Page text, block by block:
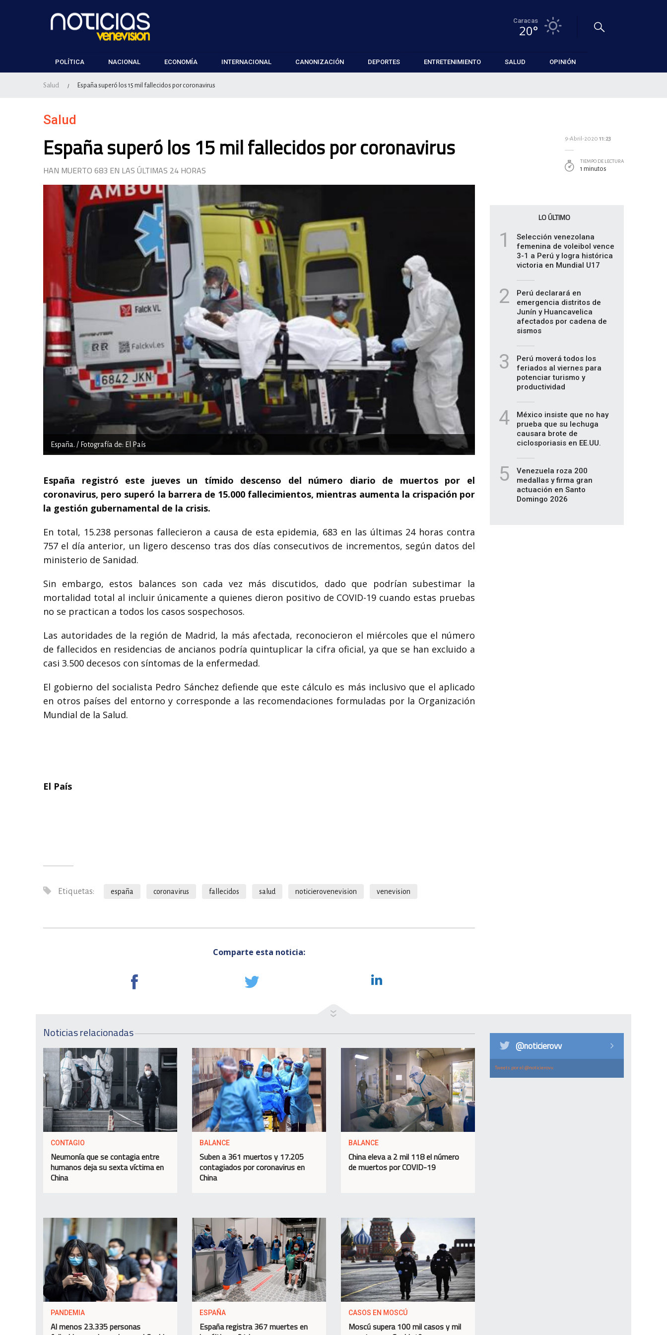
Caracas
20°
POLÍTICA NACIONAL ECONOMÍA INTERNACIONAL CANONIZACIÓN DEPORTES ENTRETENIMIENTO SALUD OPINIÓN
Salud / España superó los 15 mil fallecidos por coronavirus
Salud
España superó los 15 mil fallecidos por coronavirus
HAN MUERTO 683 EN LAS ÚLTIMAS 24 HORAS
España. / Fotografía de: El País
España registró este jueves un tímido descenso del número diario de muertos por el
coronavirus, pero superó la barrera de 15.000 fallecimientos, mientras aumenta la crispación por
la gestión gubernamental de la crisis.
En total, 15.238 personas fallecieron a causa de esta epidemia, 683 en las últimas 24 horas contra
757 el día anterior, un ligero descenso tras dos días consecutivos de incrementos, según datos del
ministerio de Sanidad.
Sin embargo, estos balances son cada vez más discutidos, dado que podrían subestimar la
mortalidad total al incluir únicamente a quienes dieron positivo de COVID-19 cuando estas pruebas
no se practican a todos los casos sospechosos.
Las autoridades de la región de Madrid, la más afectada, reconocieron el miércoles que el número
de fallecidos en residencias de ancianos podría quintuplicar la cifra oficial, ya que se han excluido a
casi 3.500 decesos con síntomas de la enfermedad.
El gobierno del socialista Pedro Sánchez defiende que este cálculo es más inclusivo que el aplicado
en otros países del entorno y corresponde a las recomendaciones formuladas por la Organización
Mundial de la Salud.
El País
Etiquetas: españa coronavirus fallecidos salud noticierovenevision venevision
Comparte esta noticia:
9-Abril-2020 11:23
TIEMPO DE LECTURA
1 minutos
LO ÚLTIMO
1
Selección venezolana
femenina de voleibol vence
3-1 a Perú y logra histórica
victoria en Mundial U17
2
Perú declarará en
emergencia distritos de
Junín y Huancavelica
afectados por cadena de
sismos
3
Perú moverá todos los
feriados al viernes para
potenciar turismo y
productividad
4
México insiste que no hay
prueba que su lechuga
causara brote de
ciclosporiasis en EE.UU.
5
Venezuela roza 200
medallas y firma gran
actuación en Santo
Domingo 2026
Noticias relacionadas
CONTAGIO
Neumonía que se contagia entre
humanos deja su sexta víctima en
China
BALANCE
Suben a 361 muertos y 17.205
contagiados por coronavirus en
China
BALANCE
China eleva a 2 mil 118 el número
de muertos por COVID-19
PANDEMIA
Al menos 23.335 personas
ESPAÑA
España registra 367 muertes en
CASOS EN MOSCÚ
Moscú supera 100 mil casos y mil
@noticierovv
Tweets por el @noticierovv.